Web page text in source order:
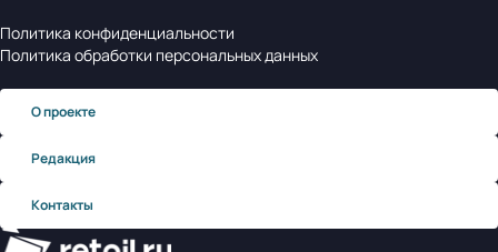
Политика конфиденциальности
Политика обработки персональных данных
О проекте
Редакция
Контакты